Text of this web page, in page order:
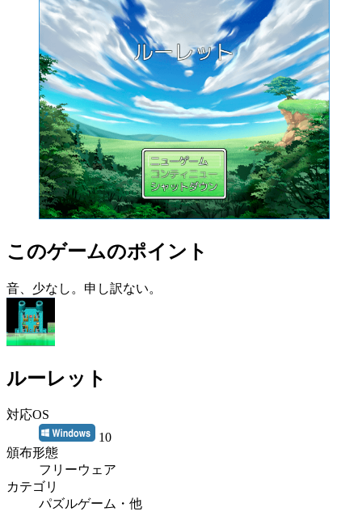
このゲームのポイント
音、少なし。申し訳ない。
ルーレット
対応OS
10
頒布形態
フリーウェア
カテゴリ
パズルゲーム・他